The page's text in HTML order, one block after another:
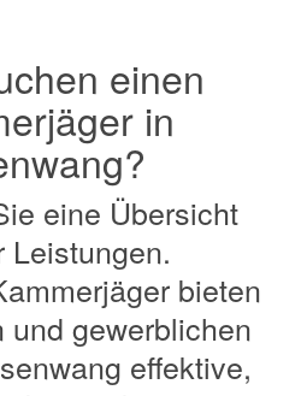
einen
in
eine Übersicht
Leistungen.
bieten
und gewerblichen
effektive,